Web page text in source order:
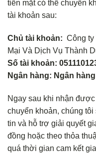
tiền mặt có thể chuyển
tài khoản sau:
Chủ tài khoản: Công
Mại Và Dịch Vụ Thành
Số tài khoản:
Ngân hàng: Ngân
Ngay sau khi nhận
chuyển khoản, chúng
tin và hỗ trợ giải quyết
đồng hoặc theo thỏa
quá thời gian cam kết